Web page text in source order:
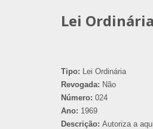
Lei
Tipo: Lei Ordinária
Revogada: Não
Número: 024
Ano: 1969
Descrição: Autoriza a